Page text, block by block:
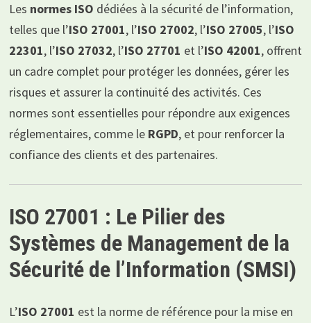
Les normes ISO dédiées à la sécurité de l’information,
telles que l’ISO 27001, l’ISO 27002, l’ISO 27005, l’ISO
22301, l’ISO 27032, l’ISO 27701 et l’ISO 42001, offrent
un cadre complet pour protéger les données, gérer les
risques et assurer la continuité des activités. Ces
normes sont essentielles pour répondre aux exigences
réglementaires, comme le RGPD, et pour renforcer la
confiance des clients et des partenaires.
ISO 27001 : Le Pilier des
Systèmes de Management de la
Sécurité de l’Information (SMSI)
L’ISO 27001 est la norme de référence pour la mise en